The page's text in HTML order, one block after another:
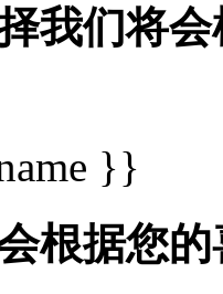
我们将
}}
根据您